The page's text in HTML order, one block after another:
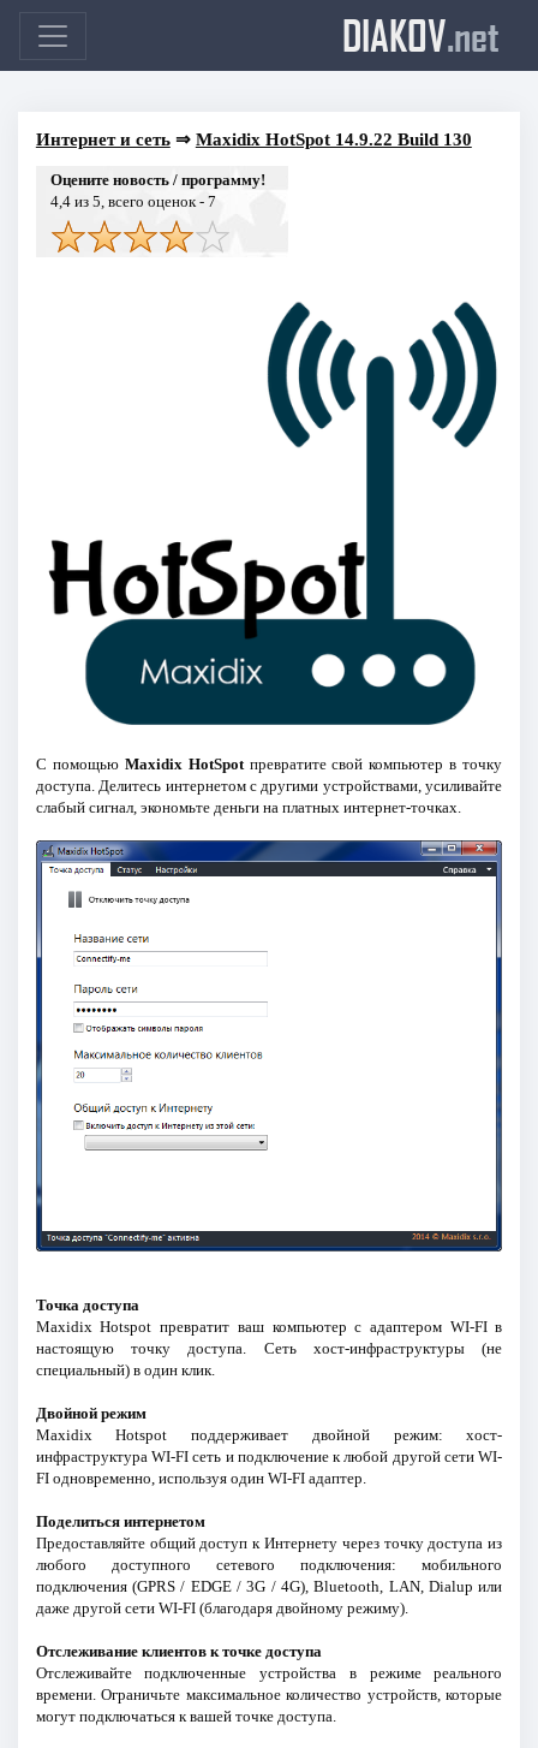
DIAKOV.net
Интернет и сеть⇒ Maxidix HotSpot 14.9.22 Build 130
Оцените новость / программу!
4,4из 5, всего оценок - 7
С помощью Maxidix HotSpotпревратите свой компьютер в точку
доступа. Делитесь интернетом с другими устройствами, усиливайте
слабый сигнал, экономьте деньги на платных интернет-точках.
Точка доступа
Maxidix Hotspot превратит ваш компьютер с адаптером WI-FI в
настоящую точку доступа. Сеть хост-инфраструктуры (не
специальный) в один клик.
Двойной режим
Maxidix Hotspot поддерживает двойной режим: хост-
инфраструктура WI-FI сеть и подключение к любой другой сети WI-
FI одновременно, используя один WI-FI адаптер.
Поделиться интернетом
Предоставляйте общий доступ к Интернету через точку доступа из
любого доступного сетевого подключения: мобильного
подключения (GPRS / EDGE / 3G / 4G), Bluetooth, LAN, Dialup или
даже другой сети WI-FI (благодаря двойному режиму).
Отслеживание клиентов к точке доступа
Отслеживайте подключенные устройства в режиме реального
времени. Ограничьте максимальное количество устройств, которые
могут подключаться к вашей точке доступа.